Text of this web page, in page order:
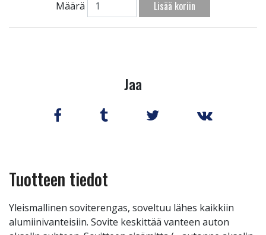
Määrä Lisää koriin
Jaa
Tuotteen tiedot
Yleismallinen soviterengas, soveltuu lähes kaikkiin
alumiinivanteisiin. Sovite keskittää vanteen auton